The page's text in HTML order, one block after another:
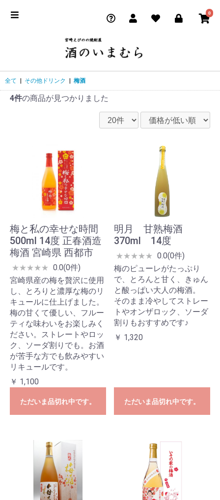
0
全て その他ドリンク 梅酒
4件の商品が見つかりました
梅と私の幸せな時間
500ml 14度 正春酒造
梅酒 宮崎県 西都市
★★★★★ 0.0(0件)
宮崎県産の梅を贅沢に使用
し、とろりと濃厚な梅のリ
キュールに仕上げました。
梅の甘くて優しい、フルー
ティな味わいをお楽しみく
ださい。ストレートやロッ
ク、ソーダ割りでも。お酒
が苦手な方でも飲みやすい
リキュールです。
￥ 1,100
ただいま品切れ中です。
明月 甘熟梅酒
370ml 14度
★★★★★ 0.0(0件)
梅のピューレがたっぷり
で、とろんと甘く、きゅん
と酸っぱい大人の梅酒。
そのまま冷やしてストレー
トやオンザロック、ソーダ
割りもおすすめです♪
￥ 1,320
ただいま品切れ中です。